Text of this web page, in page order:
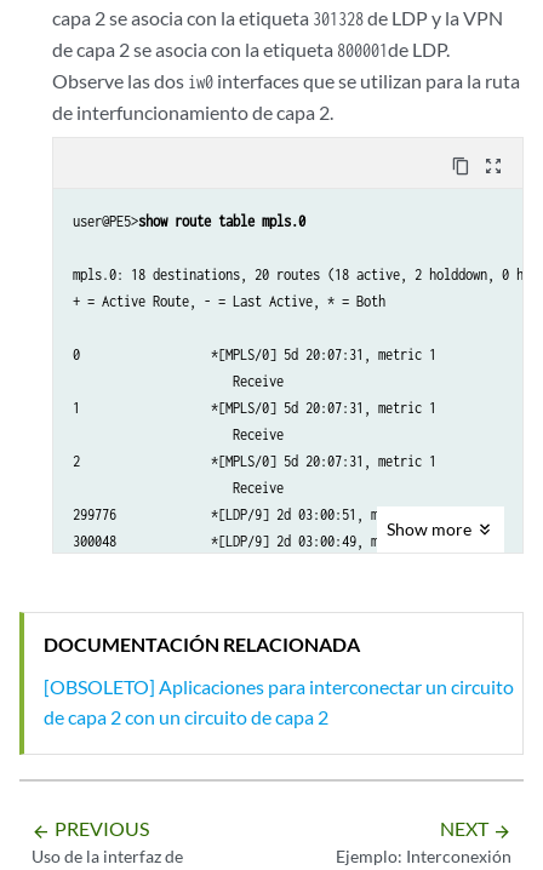
capa 2 se asocia con la etiqueta 301328de LDP y la VPN
de capa 2 se asocia con la etiqueta 800001de LDP.
Observe las dos iw0 interfaces que se utilizan para la ruta
de interfuncionamiento de capa 2.
content_copy zoom_out_map
user@PE5>show route table mpls.0
mpls.0: 18 destinations, 20 routes (18 active, 2 holddown, 0
+ = Active Route, - = Last Active, * = Both
0                  *[MPLS/0] 5d 20:07:31, metric 1
                      Receive
1                  *[MPLS/0] 5d 20:07:31, metric 1
                      Receive
2                  *[MPLS/0] 5d 20:07:31, metric 1
                      Receive
299776             *[LDP/9] 2d 03:00:51, metric 1
300048             *[LDP/9] 2d 03:00:49, metric 1
300192             *[L2IW/6] 19:11:05, metric2 1
                    [L2CKT/7] 20:08:36
                    > via iw0.0, Pop
800258             *[L2VPN/7] 19:16:31
                    > via ge-2/0/0.0, Pop       Offset: 4
> to 10.10.6.1 via xe-0/1/0.0, Push 800000
iw0.0              *
20:08:36, metric2 1
Show more
DOCUMENTACIÓN RELACIONADA
[OBSOLETO] Aplicaciones para interconectar un circuito
de capa 2 con un circuito de capa 2
arrow_backward PREVIOUS
Uso de la interfaz de
NEXT arrow_forward
Ejemplo: Interconexión